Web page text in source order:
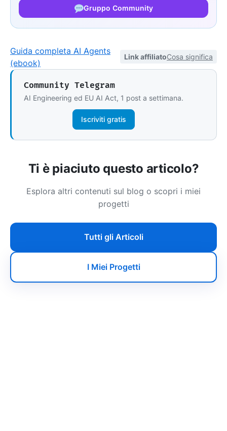
Gruppo Community
Guida completa AI Agents
(ebook)
Link affiliatoCosa significa
Community Telegram
AI Engineering ed EU AI Act, 1 post a settimana.
Iscriviti gratis
Ti è piaciuto questo articolo?
Esplora altri contenuti sul blog o scopri i miei
progetti
Tutti gli Articoli
I Miei Progetti